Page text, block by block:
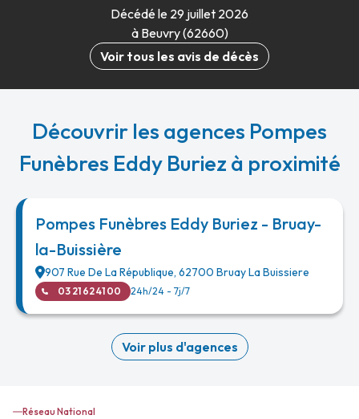
Décédé le 29 juillet 2026
à Beuvry (62660)
Voir tous les avis de décès
Découvrir les agences Pompes
Funèbres Eddy Buriez à proximité
Pompes Funèbres Eddy Buriez - Bruay-
la-Buissière
907 Rue De La République, 62700 Bruay La Buissiere
03 21 62 41 00 24h/24 - 7j/7
Voir plus d'agences
Réseau National